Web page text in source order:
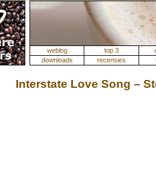
weblog top 3
downloads
recensies
Interstate Love Song –